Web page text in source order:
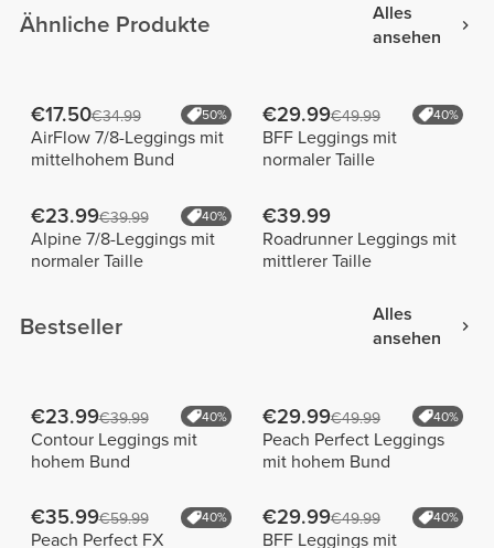
Ähnliche Produkte
Alles
ansehen
€17.50€34.99 50%
AirFlow 7/8-Leggings mit
mittelhohem Bund
€29.99€49.99 40%
BFF Leggings mit
normaler Taille
€23.99€39.99 40%
Alpine 7/8-Leggings mit
normaler Taille
€39.99
Roadrunner Leggings mit
mittlerer Taille
Bestseller
Alles
ansehen
€23.99€39.99 40%
Contour Leggings mit
hohem Bund
€29.99€49.99 40%
Peach Perfect Leggings
mit hohem Bund
€35.99€59.99 40%
Peach Perfect FX
€29.99€49.99 40%
BFF Leggings mit